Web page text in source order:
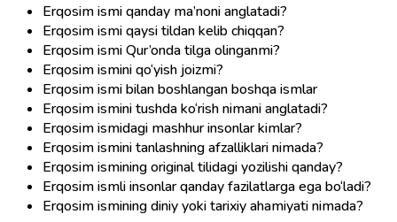
Erqosim ismi qanday ma’noni anglatadi?
Erqosim ismi qaysi tildan kelib chiqqan?
Erqosim ismi Qur’onda tilga olinganmi?
Erqosim ismini qo‘yish joizmi?
Erqosim ismi bilan boshlangan boshqa ismlar
Erqosim ismini tushda ko‘rish nimani anglatadi?
Erqosim ismidagi mashhur insonlar kimlar?
Erqosim ismini tanlashning afzalliklari nimada?
Erqosim ismining original tilidagi yozilishi qanday?
Erqosim ismli insonlar qanday fazilatlarga ega bo‘ladi?
Erqosim ismining diniy yoki tarixiy ahamiyati nimada?